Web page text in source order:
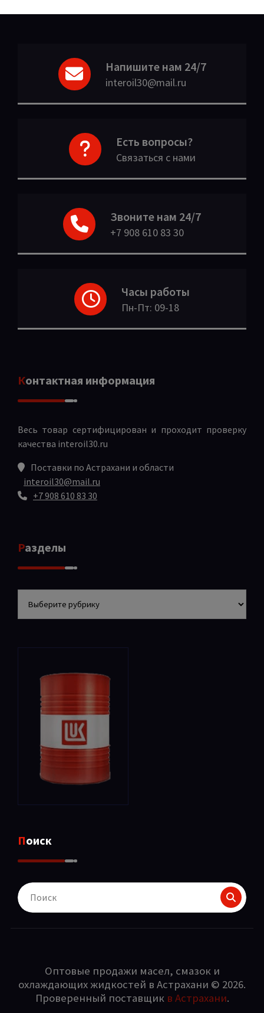
Напишите нам 24/7
interoil30@mail.ru
Есть вопросы?
Связаться с нами
Звоните нам 24/7
+7 908 610 83 30
Часы работы
Пн-Пт: 09-18
Контактная информация
Весь товар сертифицирован и проходит проверку
качества interoil30.ru
Поставки по Астрахани и области
interoil30@mail.ru
+7 908 610 83 30
Разделы
Поиск
Поиск
для:
Оптовые продажи масел, смазок и
охлаждающих жидкостей в Астрахани © 2026.
Проверенный поставщик в Астрахани.